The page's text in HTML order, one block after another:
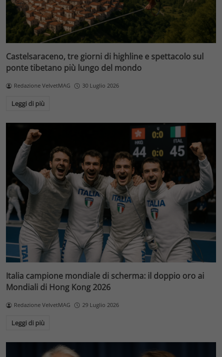
Castelsaraceno, tre giorni di highline e spettacolo sul
ponte tibetano più lungo del mondo
Redazione VelvetMAG 30 Luglio 2026
Leggi di più
Italia campione mondiale di scherma: il doppio oro ai
Mondiali di Hong Kong 2026
Redazione VelvetMAG 29 Luglio 2026
Leggi di più